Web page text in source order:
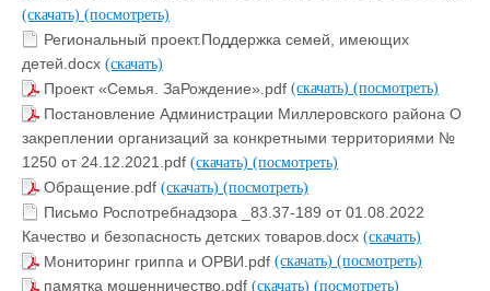
(скачать) (посмотреть)
Региональный проект.Поддержка семей, имеющих
детей.docx (скачать)
Проект «Семья. ЗаРождение».pdf (скачать) (посмотреть)
Постановление Администрации Миллеровского района О
закреплении организаций за конкретными территориями №
1250 от 24.12.2021.pdf (скачать) (посмотреть)
Обращение.pdf (скачать) (посмотреть)
Письмо Роспотребнадзора _83.37-189 от 01.08.2022
Качество и безопасность детских товаров.docx (скачать)
Мониторинг гриппа и ОРВИ.pdf (скачать) (посмотреть)
памятка мошенничество.pdf (скачать) (посмотреть)